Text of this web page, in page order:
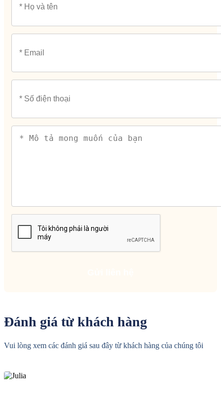
Đánh giá từ khách hàng
Vui lòng xem các đánh giá sau đây từ khách hàng của chúng tôi